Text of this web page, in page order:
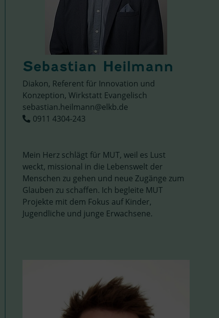
Sebastian Heilmann
Diakon, Referent für Innovation und
Konzeption, Wirkstatt Evangelisch
sebastian.heilmann@elkb.de
0911 4304-243
Mein Herz schlägt für MUT, weil es Lust
weckt, missional in die Lebenswelt der
Menschen zu gehen und neue Zugänge zum
Glauben zu schaffen. Ich begleite MUT
Projekte mit dem Fokus auf Kinder,
Jugendliche und junge Erwachsene.